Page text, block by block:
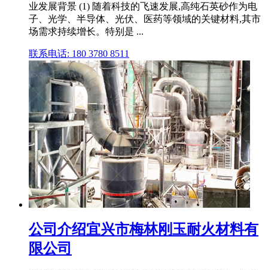
业发展背景 (1) 随着科技的飞速发展,高纯石英砂作为电
子、光学、半导体、光伏、医药等领域的关键材料,其市
场需求持续增长。特别是 ...
联系电话: 180 3780 8511
公司介绍宜兴市梅林刚玉耐火材料有
限公司